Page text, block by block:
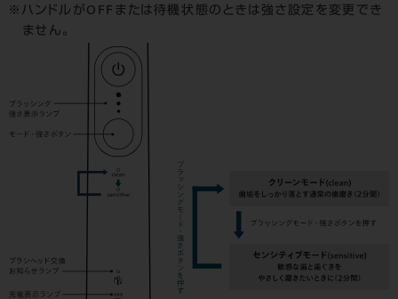
ハンドルがOFFまたは待機状態のときは強さ設定を変更でき
ません。